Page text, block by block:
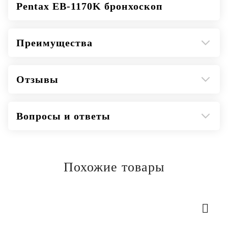
Pentax EB-1170K бронхоскоп
Преимущества
Отзывы
Вопросы и ответы
Похожие товары